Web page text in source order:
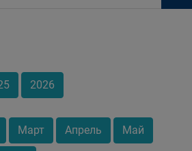
2026
Март Апрель Май